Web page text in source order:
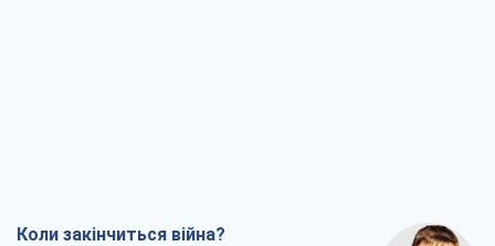
Коли закінчиться війна?